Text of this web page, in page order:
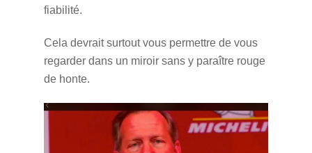
fiabilité.
Cela devrait surtout vous permettre de vous
regarder dans un miroir sans y paraître rouge
de honte.